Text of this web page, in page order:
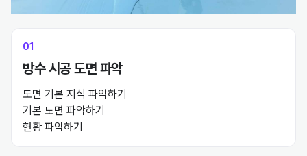
건축 도면을 보고, 분석하고
각각 구조물에 어떤 방수제가
적당한지 파악해서
순차적으로 작업해야 해요.
01
방수 시공 도면 파악
도면 기본 지식 파악하기
기본 도면 파악하기
현황 파악하기